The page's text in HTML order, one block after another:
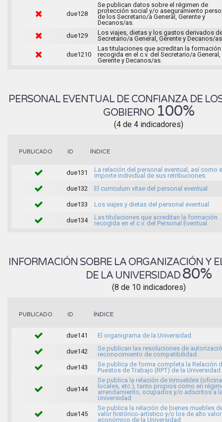
due128
Se publican datos sobre el régimen de
protección social y/o aseguramiento
de los Secretario/a General, Gerente y
Decanos/as.
due129
Los viajes, dietas y los gastos derivados
Secretario/a General, Gerente y Decanos/
due1210
Las titulaciones que acreditan la formación
recogida en el c.v. del Secretario/a General,
Gerente y Decanos/as.
PERSONAL EVENTUAL DE CONFIANZA DE
GOBIERNO 100%
(4 de 4 indicadores)
PUBLICADO ID ÍNDICE
due131
La relación del personal eventual, así como
importe individual de sus retribuciones.
due132
El curriculum vitae del personal eventual.
due133 Los viajes y dietas del personal eventual.
due134
Las titulaciones que acreditan la formación
recogida en el c.v. del Personal Eventual.
INFORMACIÓN SOBRE LA ORGANIZACIÓN Y
DE LA UNIVERSIDAD 80%
(8 de 10 indicadores)
PUBLICADO ID ÍNDICE
due141 El organigrama de la Universidad.
due142
Se publican las resoluciones de
reconocimiento de compatibilidad.
due143
Se publica de forma completa la Relación
Puestos de Trabajo (RPT) de la Universidad.
due144
Se publica la relación de Inmuebles
locales, etc.), tanto propios como en
arrendamiento, ocupados y/o adscritos a
Universidad.
due145
Se publica la relación de bienes muebles
valor histórico-artístico y/o los de alto valor
económico de la Universidad.